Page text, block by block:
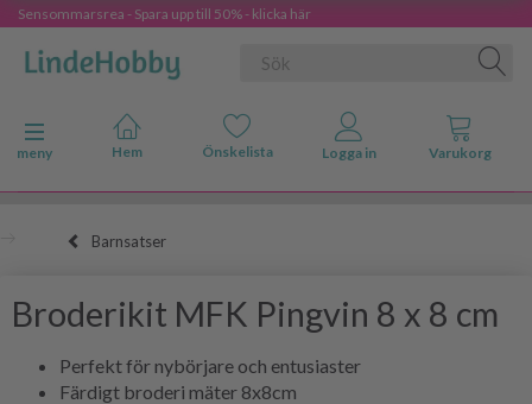
Sensommarsrea - Spara upp till 50% - klicka här
Ändra navigering
meny
Barnsatser
Broderikit MFK Pingvin 8 x 8 cm
Perfekt för nybörjare och entusiaster
Färdigt broderi mäter 8x8cm